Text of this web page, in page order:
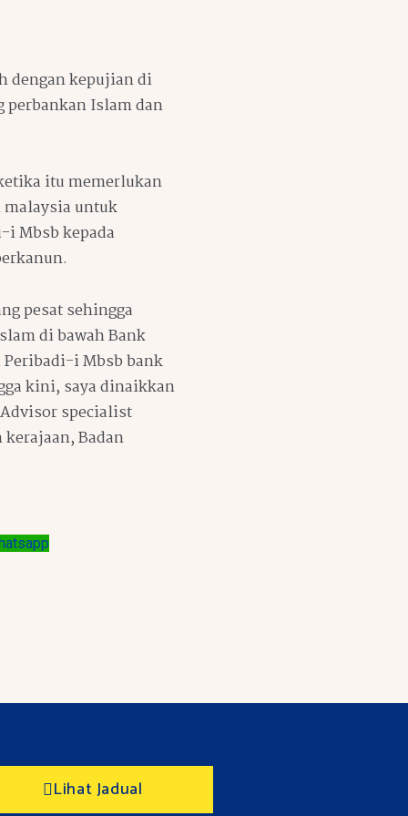
dengan kepujian di
perbankan Islam dan
itu memerlukan
untuk
i Mbsb kepada
pesat sehingga
di bawah Bank
i Mbsb bank
kini, saya dinaikkan
specialist
Badan
Lihat Jadual